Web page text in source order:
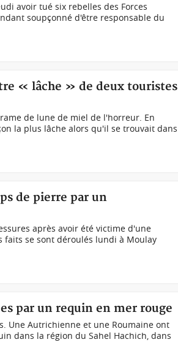
avoir tué six rebelles des Forces
soupçonné d'être responsable du
« lâche » de deux touristes
de lune de miel de l'horreur. En
la plus lâche alors qu'il se trouvait dans
de pierre par un
après avoir été victime d'une
se sont déroulés lundi à Moulay
par un requin en mer rouge
Une Autrichienne et une Roumaine ont
dans la région du Sahel Hachich, dans